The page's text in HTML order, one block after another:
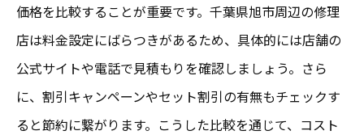
価格を比較することが重要です。千葉県旭市周辺の修理
店は料金設定にばらつきがあるため、具体的には店舗の
公式サイトや電話で見積もりを確認しましょう。さら
に、割引キャンペーンやセット割引の有無もチェックす
ると節約に繋がります。こうした比較を通じて、コスト